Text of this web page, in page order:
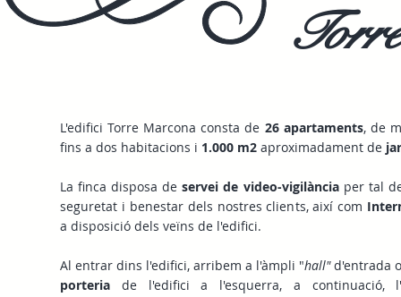
L'edifici Torre Marcona consta de 26 apartaments, de
fins a dos habitacions i 1.000 m2 aproximadament de
La finca disposa deservei de video-vigilància per tal
seguretat i benestar dels nostres clients, així com
a disposició dels veïns de l'edifici.
Al entrar dins l'edifici, arribem a l'àmpli "hall"d'entrada
porteria de l'edifici a l'esquerra, a continuació,